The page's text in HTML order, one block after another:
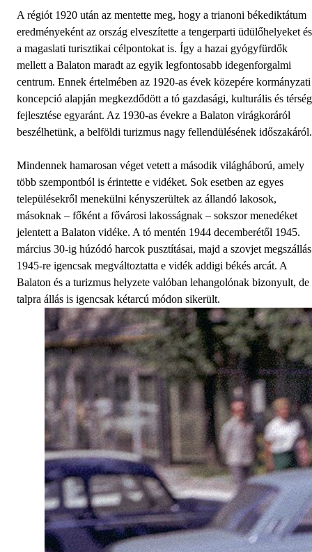
A régiót 1920 után az mentette meg, hogy a trianoni békediktátum
eredményeként az ország elveszítette a tengerparti üdülőhelyeket és
a magaslati turisztikai célpontokat is. Így a hazai gyógyfürdők
mellett a Balaton maradt az egyik legfontosabb idegenforgalmi
centrum. Ennek értelmében az 1920-as évek közepére kormányzati
koncepció alapján megkezdődött a tó gazdasági, kulturális és
fejlesztése egyaránt. Az 1930-as évekre a Balaton virágkoráról
beszélhetünk, a belföldi turizmus nagy fellendülésének időszakáról.
Mindennek hamarosan véget vetett a második világháború, amely
több szempontból is érintette e vidéket. Sok esetben az egyes
településekről menekülni kényszerültek az állandó lakosok,
másoknak – főként a fővárosi lakosságnak – sokszor menedéket
jelentett a Balaton vidéke. A tó mentén 1944 decemberétől 1945.
március 30-ig húzódó harcok pusztításai, majd a szovjet megszállás
1945-re igencsak megváltoztatta e vidék addigi békés arcát. A
Balaton és a turizmus helyzete valóban lehangolónak bizonyult, de
talpra állás is igencsak kétarcú módon sikerült.